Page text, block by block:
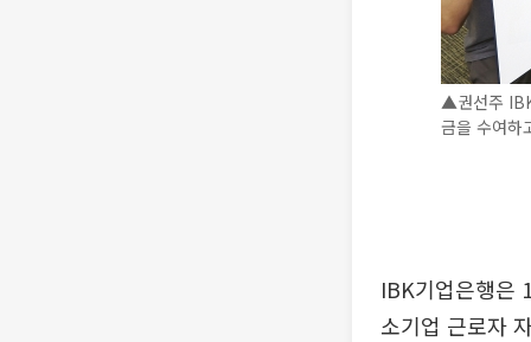
▲권선주
금을 수여하
IBK기업은행은
소기업 근로자